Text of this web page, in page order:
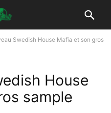
Swedish House Mafia et son gros
House
sample